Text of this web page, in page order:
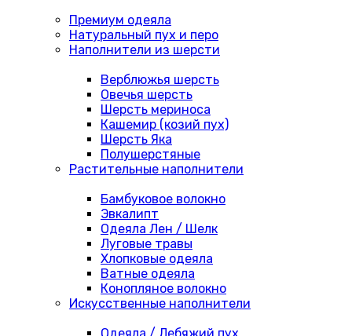
Премиум одеяла
Натуральный пух и перо
Наполнители из шерсти
Верблюжья шерсть
Овечья шерсть
Шерсть мериноса
Кашемир (козий пух)
Шерсть Яка
Полушерстяные
Растительные наполнители
Бамбуковое волокно
Эвкалипт
Одеяла Лен / Шелк
Луговые травы
Хлопковые одеяла
Ватные одеяла
Конопляное волокно
Искусственные наполнители